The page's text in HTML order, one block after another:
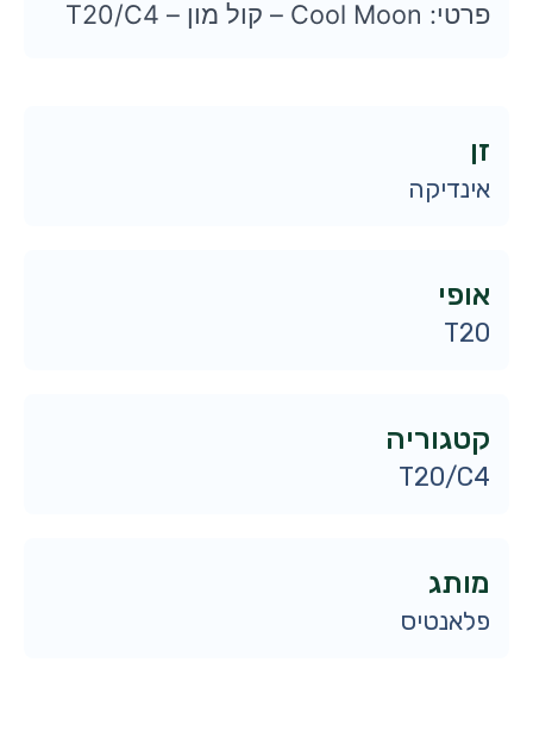
פרטי: Cool Moon – קול מון – T20/C4
זן
אינדיקה
אופי
T20
קטגוריה
T20/C4
מותג
פלאנטיס